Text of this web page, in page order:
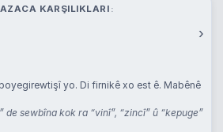
KARŞILIKLARI
›
yo. Di firnikê xo est ê. Mabênê
de sewbîna kok ra “vinî”, “zincî” û “kepuge”